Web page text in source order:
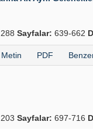
Sayfalar: 639-662
PDF
Sayfalar: 697-716